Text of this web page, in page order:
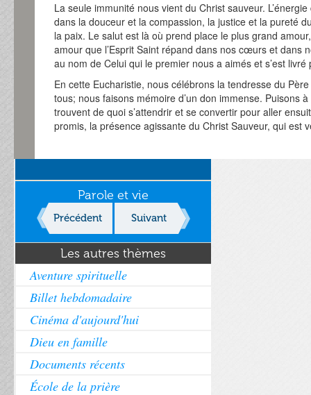
La seule immunité nous vient du Christ sauveur.
dans la douceur et la compassion, la justice et la pureté
la paix. Le salut est là où prend place le plus grand
amour que l’Esprit Saint répand dans nos cœurs et dans
au nom de Celui qui le premier nous a aimés et s’est livré
En cette Eucharistie, nous célébrons la tendresse du
tous; nous faisons mémoire d’un don immense. Puisons
trouvent de quoi s’attendrir et se convertir pour aller
promis, la présence agissante du Christ Sauveur, qui est
Parole et vie
Précédent Suivant
Les autres thèmes
Aventure spirituelle
Billet hebdomadaire
Cinéma d'aujourd'hui
Dieu en famille
Documents récents
École de la prière